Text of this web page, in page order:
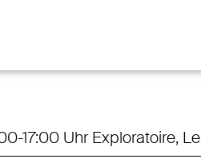
17:00 Uhr Exploratoire,